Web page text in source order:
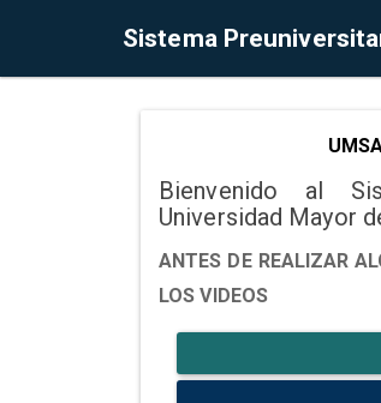
Sistema
Bienvenido al
Universidad Mayor
ANTES DE REALIZAR
LOS VIDEOS